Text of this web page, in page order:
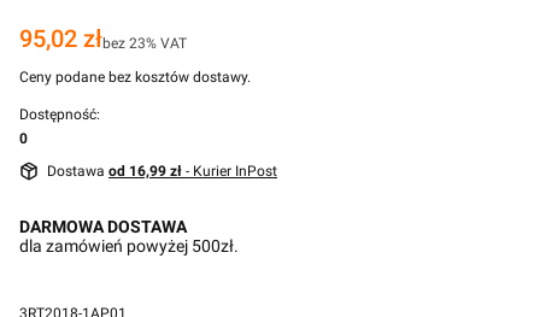
Cena
95,02 złbez 23% VAT
Ceny podane bez kosztów dostawy.
Dostępność:
0
Dostawa od 16,99 zł - Kurier InPost
DARMOWA DOSTAWA
dla zamówień powyżej 500zł.
3RT2018-1AP01